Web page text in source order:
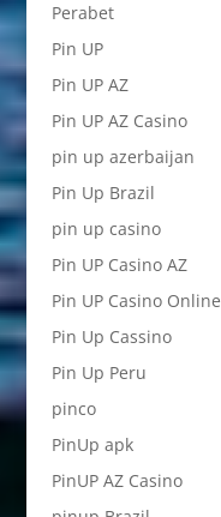
Perabet
Pin UP
Pin UP AZ
Pin UP AZ Casino
pin up azerbaijan
Pin Up Brazil
pin up casino
Pin UP Casino AZ
Pin UP Casino Online
Pin Up Cassino
Pin Up Peru
pinco
PinUp apk
PinUP AZ Casino